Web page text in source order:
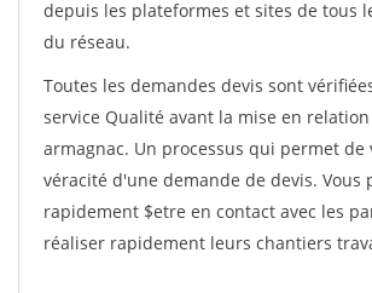
depuis les plateformes et sites de tous
du réseau.
Toutes les demandes devis sont
service Qualité avant la mise en
armagnac. Un processus qui permet de
véracité d'une demande de devis. Vous
rapidement $etre en contact avec les
réaliser rapidement leurs chantiers